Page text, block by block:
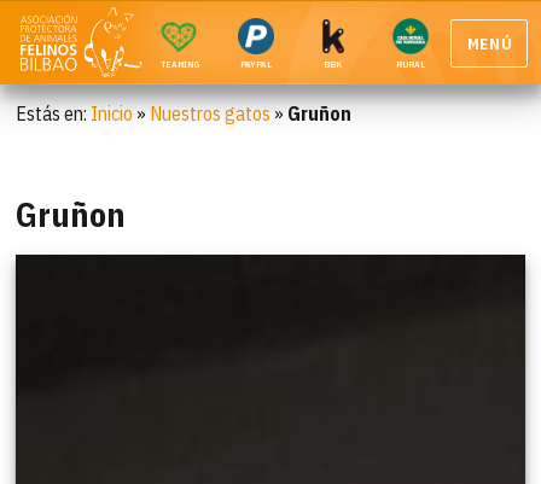
TEAMING PAYPAL BBK RURAL
MENÚ
Estás en: Inicio » Nuestros gatos » Gruñon
Gruñon